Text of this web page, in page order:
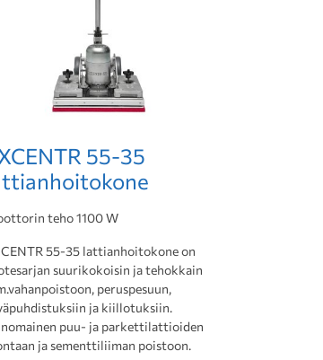
55-35
teho 1100 W
55-35 lattianhoitokone on
suurikokoisin ja tehokkain
peruspesuun,
ja kiillotuksiin.
puu- ja parkettilattioiden
ja sementtiliiman poistoon.